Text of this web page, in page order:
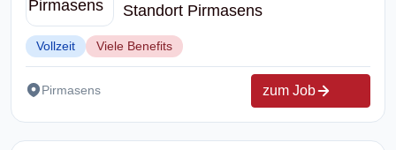
Standort Pirmasens
Vollzeit Viele Benefits
Pirmasens zum Job